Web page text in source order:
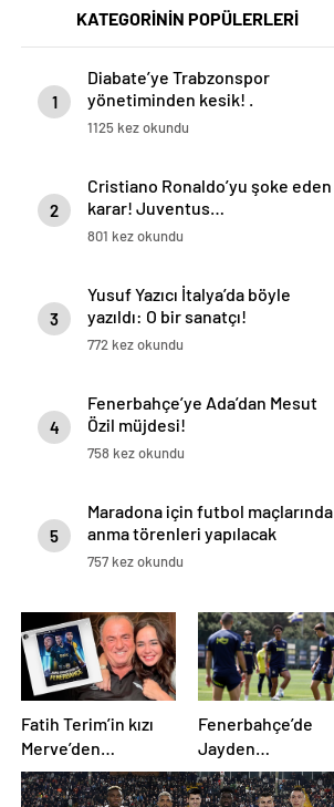
KATEGORİNİN POPÜLERLERİ
1
Diabate’ye Trabzonspor
yönetiminden kesik! .
1125 kez okundu
2
Cristiano Ronaldo’yu şoke eden
karar! Juventus…
801 kez okundu
3
Yusuf Yazıcı İtalya’da böyle
yazıldı: O bir sanatçı!
772 kez okundu
4
Fenerbahçe’ye Ada’dan Mesut
Özil müjdesi!
758 kez okundu
5
Maradona için futbol maçlarında
anma törenleri yapılacak
757 kez okundu
Fatih Terim’in kızı
Merve’den
Fenerbahçe’ye olay
gönderme!
Fenerbahçe’de
Jayden
Oosterwolde
idmana katıldı